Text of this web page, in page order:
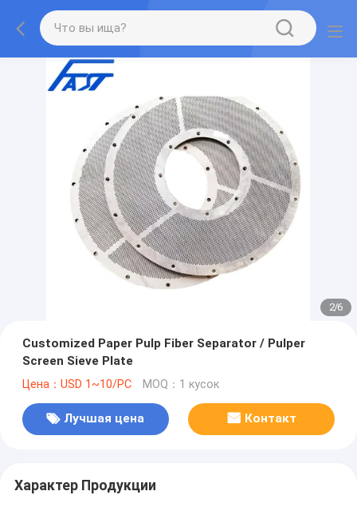
2/6
Customized Paper Pulp Fiber Separator / Pulper
Screen Sieve Plate
Цена：USD 1~10/PC MOQ：1 кусок
Лучшая цена Контакт
Характер Продукции